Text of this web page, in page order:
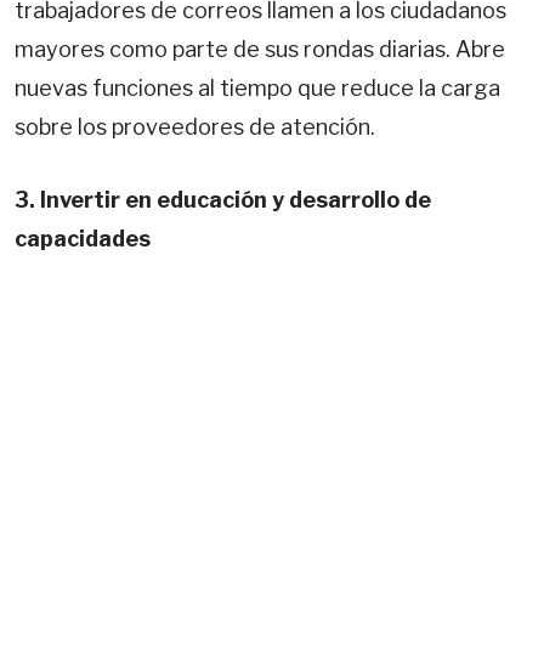
trabajadores de correos llamen a los ciudadanos
mayores como parte de sus rondas diarias. Abre
nuevas funciones al tiempo que reduce la carga
sobre los proveedores de atención.
3. Invertir en educación y desarrollo de
capacidades